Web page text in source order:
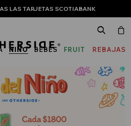
LAS TARJETAS SCOTIABANK
NIÑO BEBÉS
FRUIT
THE
LOOM
REBAJAS